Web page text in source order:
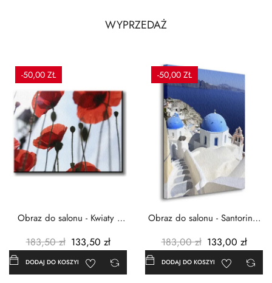
WYPRZEDAŻ
-50,00 ZŁ
Obraz do salonu - Kwiaty -
183,50 zł 133,50 zł
DODAJ DO KOSZYKA
-50,00 ZŁ
Obraz do salonu - Santorini -
183,00 zł 133,00 zł
DODAJ DO KOSZYKA